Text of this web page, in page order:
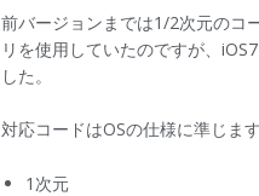
前バージョンまでは1/2次元のコ
リを使用していたのですが、
した。
対応コードはOSの仕様に準じま
1次元